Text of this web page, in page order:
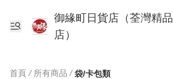
御緣町日貨店（荃灣精品
店）
首頁 / 所有商品 / 袋/卡包類